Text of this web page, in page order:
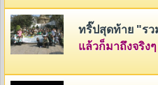
ทริ๊ปสุดท้าย "รว